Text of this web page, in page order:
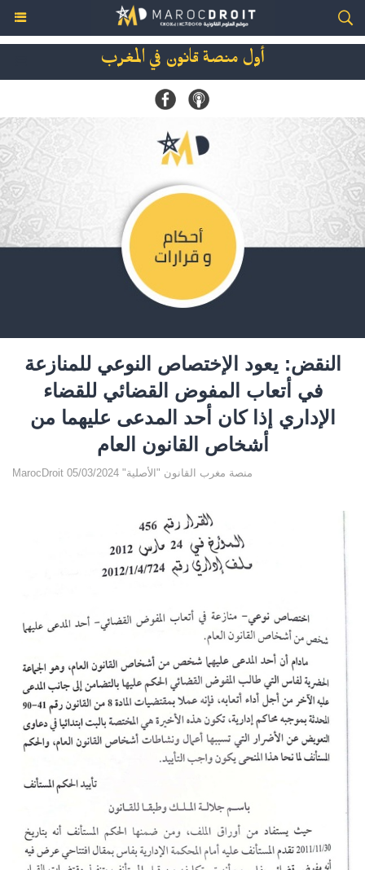
أول منصة قانون في المغرب
النقض: يعود الإختصاص النوعي للمنازعة
في أتعاب المفوض القضائي للقضاء
الإداري إذا كان أحد المدعى عليهما من
أشخاص القانون العام
MarocDroit منصة مغرب القانون "الأصلية" 05/03/2024